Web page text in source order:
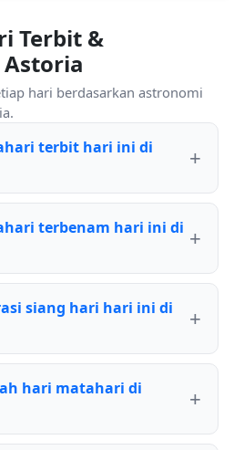
Terbit &
hari berdasarkan astronomi
terbit hari ini di
terbenam hari ini di
siang hari hari ini di
hari matahari di